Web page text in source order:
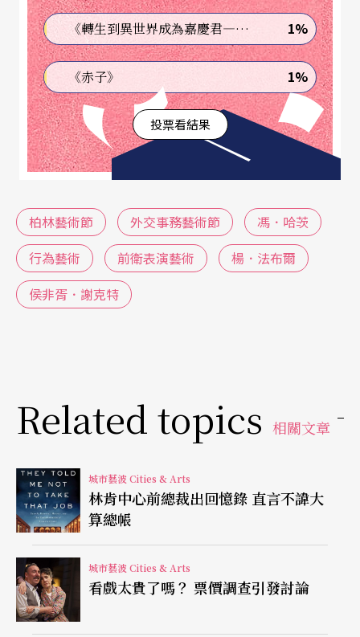
吼，整整一天一夜，毫無中場休息。
《奧林匹斯山》的演出長度特殊，觀眾可隨時進
出，午夜之後，即使台上的表演持續，睡意襲擊觀
眾，不少觀眾離席去場外倒頭睡著，醒來再進劇
場，甚至有觀眾在劇場外的草地搭起了帳篷。馬拉
松接近尾聲時，所有觀眾都回到了座位，舞台上群
被楊．法布爾重新定義，以廿四小時的時間刻度，
帶領觀眾走過一趟劇場生命旅程。據說，有觀眾在
那廿四小時演出當中，毫無闔眼，陪台上的表演
者的多方配合。這次的演出，策展團隊歡迎觀眾帶
睡袋、帳篷，現場有梳洗設備，觀眾可借用乾淨毛
巾，也提供食物，確保演出順利。看完廿四小時的
演出，觀眾建立了一種魔幻的劇場情誼，陌生人一
起睡、一起刷牙，舞台上精采，戲棚下也熱鬧。
謝克特《野蠻人》炫目誇張
這幾年極受各地觀眾歡迎的以色列編舞家謝克特，
《轉生到異世界成為嘉慶君—發現我的祖先是詐騙集團!?》 1%
《赤子》 1%
投票看結果
柏林藝術節 外交事務藝術節
馮．哈茨
行為藝術
前衛表演藝術
楊．法布爾
侯非胥．謝克特
Related topics 相關文章
城市藝波 Cities & Arts
林肯中心前總裁出回憶錄 直言不諱大
算總帳
城市藝波 Cities & Arts
看戲太貴了嗎？ 票價調查引發討論